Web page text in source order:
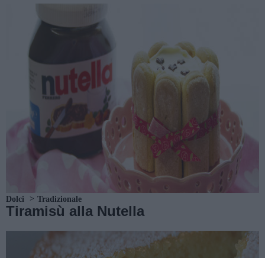
Dolci Tradizionale
Tiramisù alla Nutella